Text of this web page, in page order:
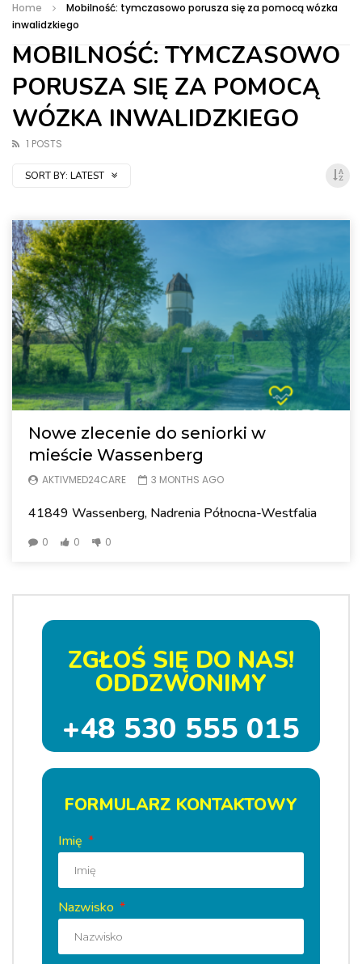
Home
Mobilność: tymczasowo porusza się za pomocą wózka
inwalidzkiego
MOBILNOŚĆ: TYMCZASOWO
PORUSZA SIĘ ZA POMOCĄ
WÓZKA INWALIDZKIEGO
1 POSTS
SORT BY: LATEST
Nowe zlecenie do seniorki w
mieście Wassenberg
AKTIVMED24CARE 3 MONTHS AGO
41849 Wassenberg, Nadrenia Północna-Westfalia
0 0 0
ZGŁOŚ SIĘ DO NAS!
ODDZWONIMY
+48 530 555 015
FORMULARZ KONTAKTOWY
Imię
Nazwisko